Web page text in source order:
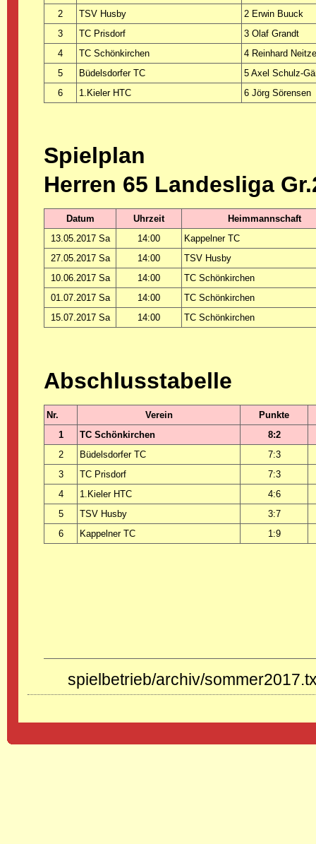
2
TSV Husby
2 Erwin Buuck
3
TC Prisdorf
3 Olaf Grandt
4
TC Schönkirchen
4 Reinhard
5
Büdelsdorfer TC
5 Axel Schulz-
6
1.Kieler HTC 6 Jörg Sörensen
Spielplan
Herren 65 Landesliga
Datum Uhrzeit
Heimmannschaft
13.05.2017 Sa
14:00
Kappelner TC
27.05.2017 Sa
14:00
TSV Husby
10.06.2017 Sa
14:00
TC Schönkirchen
01.07.2017 Sa
14:00
TC Schönkirchen
15.07.2017 Sa
14:00 TC Schönkirchen
Abschlusstabelle
Nr. Verein
Punkte
1
TC Schönkirchen
8:2
2
Büdelsdorfer TC
7:3
3
TC Prisdorf
7:3
4
1.Kieler HTC
4:6
5
TSV Husby
3:7
6
Kappelner TC 1:9
spielbetrieb/archiv/